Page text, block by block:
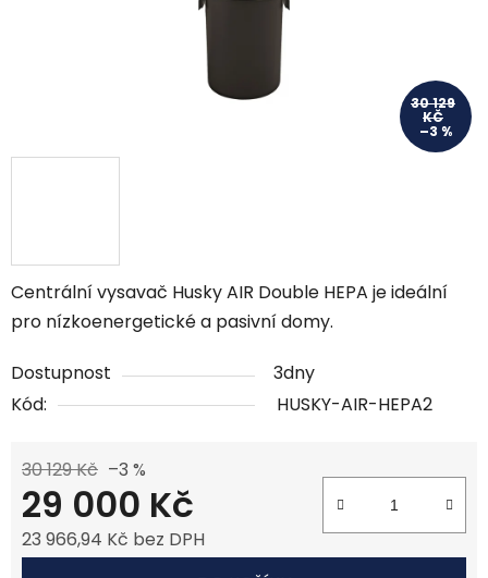
Centrální vysavač Husky AIR Double HEPA je ideální
pro nízkoenergetické a pasivní domy.
Dostupnost
3dny
Kód:
HUSKY-AIR-HEPA2
30 129 Kč –3 %
29 000 Kč
23 966,94 Kč bez DPH
30 129
KČ
–3 %